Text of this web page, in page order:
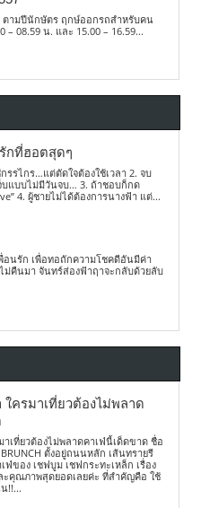
ตามปีนักษัตร ฤกษ์ออกรถสำหรับคน
– 08.59 น. และ 15.00 – 16.59...
กที่ฮอตสุดๆ
รรไกร…แต่ตัดใจต้องใช้เวลา 2. จบ
จ็บแบบไม่มีวันจบ… 3. ถ้าชอบก็กด
4. ผู้ชายไม่ได้ต้องการนางฟ้า แต่...
อนรัก เพื่อทอถักความโชคดีอันมีค่า
ม่คืนมา จันทร์ส่องฟ้าฤาจะกลับด้วยลับ
ใครมาเที่ยวต้องไม่พลาด
าเที่ยวต้องไม่พลาดคาเฟ่นี้เด็ดขาด ชื่อ
BRUNCH ตั้งอยู่ถนนหลัก เส้นทรายรี
ฟ่ของ เชฟบูม เชฟกระทะเหล็ก เรื่อง
ะคุณภาพสุดยอดเลยค่ะ ที่สำคัญคือ ใช้
!!...